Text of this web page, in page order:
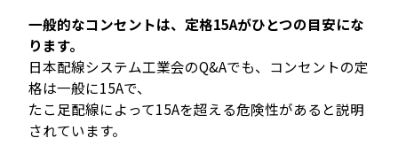
一般的なコンセントは、定格15Aがひとつの目安にな
ります。
日本配線システム工業会のQ&Aでも、コンセントの定
格は一般に15Aで、
たこ足配線によって15Aを超える危険性があると説明
されています。